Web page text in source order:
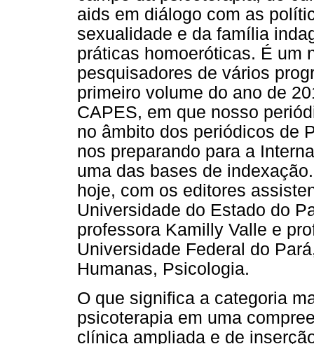
aids em diálogo com as
sexualidade e da família
práticas homoeróticas. É um
pesquisadores de vários
primeiro volume do ano de
CAPES, em que nosso
no âmbito dos periódicos de
nos preparando para a
uma das bases de
hoje, com os editores
Universidade do Estado do
professora Kamilly Valle e
Universidade Federal do
Humanas, Psicologia.
O que significa a categoria
psicoterapia em uma
clínica ampliada e de